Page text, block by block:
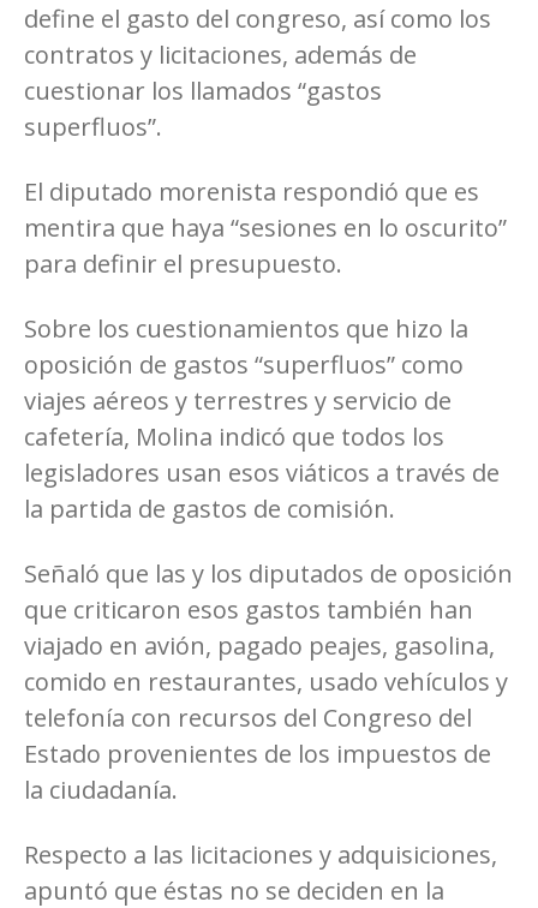
define el gasto del congreso, así como los
contratos y licitaciones, además de
cuestionar los llamados “gastos
superfluos”.
El diputado morenista respondió que es
mentira que haya “sesiones en lo oscurito”
para definir el presupuesto.
Sobre los cuestionamientos que hizo la
oposición de gastos “superfluos” como
viajes aéreos y terrestres y servicio de
cafetería, Molina indicó que todos los
legisladores usan esos viáticos a través de
la partida de gastos de comisión.
Señaló que las y los diputados de oposición
que criticaron esos gastos también han
viajado en avión, pagado peajes, gasolina,
comido en restaurantes, usado vehículos y
telefonía con recursos del Congreso del
Estado provenientes de los impuestos de
la ciudadanía.
Respecto a las licitaciones y adquisiciones,
apuntó que éstas no se deciden en la